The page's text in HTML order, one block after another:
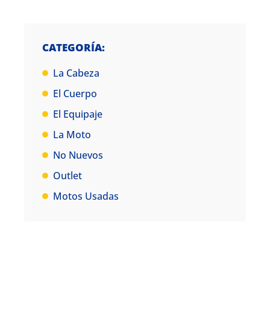
CATEGORÍA:
La Cabeza
El Cuerpo
El Equipaje
La Moto
No Nuevos
Outlet
Motos Usadas